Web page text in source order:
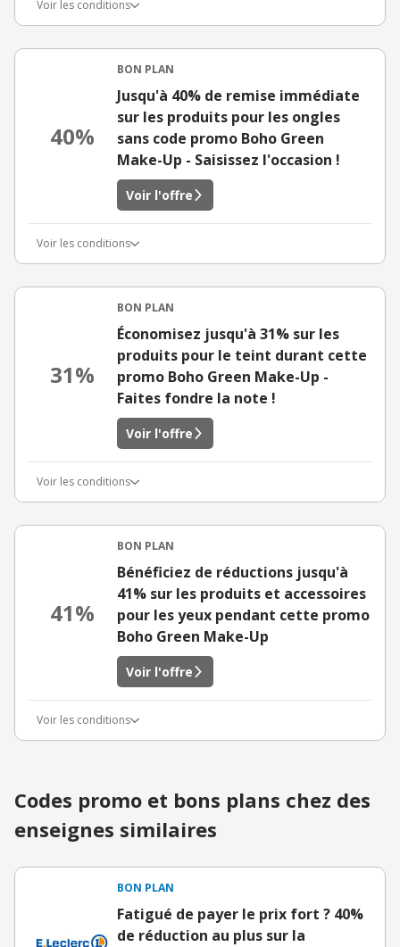
Voir les conditions
40%
BON PLAN
Jusqu'à 40% de remise immédiate
sur les produits pour les ongles
sans code promo Boho Green
Make-Up - Saisissez l'occasion !
Voir l'offre
Voir les conditions
31%
BON PLAN
Économisez jusqu'à 31% sur les
produits pour le teint durant cette
promo Boho Green Make-Up -
Faites fondre la note !
Voir l'offre
Voir les conditions
41%
BON PLAN
Bénéficiez de réductions jusqu'à
41% sur les produits et accessoires
pour les yeux pendant cette promo
Boho Green Make-Up
Voir l'offre
Voir les conditions
Codes promo et bons plans chez des
enseignes similaires
BON PLAN
Fatigué de payer le prix fort ? 40%
de réduction au plus sur la